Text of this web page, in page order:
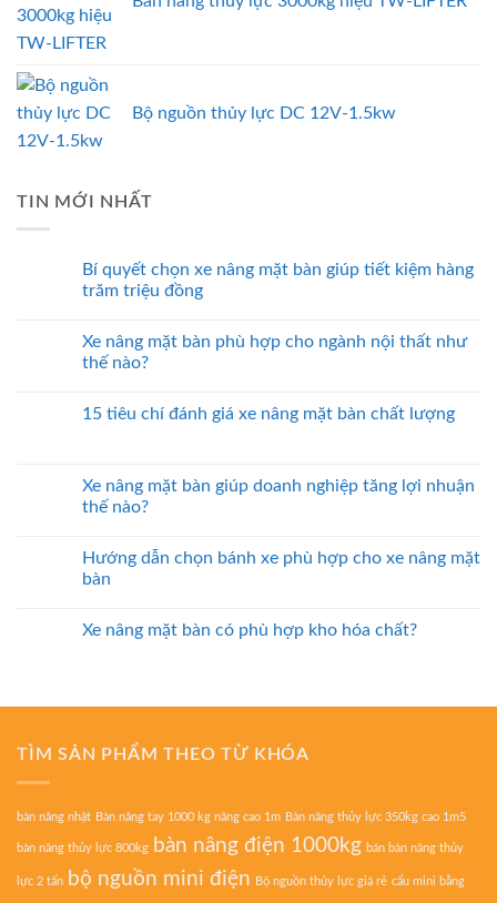
Bộ nguồn thủy lực DC 12V-1.5kw
TIN MỚI NHẤT
Bí quyết chọn xe nâng mặt bàn giúp tiết kiệm hàng
trăm triệu đồng
Xe nâng mặt bàn phù hợp cho ngành nội thất như
thế nào?
15 tiêu chí đánh giá xe nâng mặt bàn chất lượng
Xe nâng mặt bàn giúp doanh nghiệp tăng lợi nhuận
thế nào?
Hướng dẫn chọn bánh xe phù hợp cho xe nâng mặt
bàn
Xe nâng mặt bàn có phù hợp kho hóa chất?
TÌM SẢN PHẨM THEO TỪ KHÓA
bàn nâng nhật Bàn nâng tay 1000 kg nâng cao 1m Bàn nâng thủy lực 350kg cao 1m5
bàn nâng thủy lực 800kg bàn nâng điện 1000kg bán bàn nâng thủy
lực 2 tấn bộ nguồn mini điện Bộ nguồn thủy lực giá rẻ cẩu mini bằng